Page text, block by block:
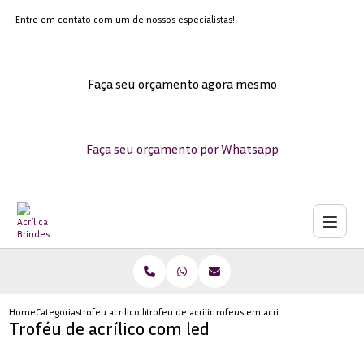
Entre em contato com um de nossos especialistas!
Faça seu orçamento agora mesmo
Faça seu orçamento por Whatsapp
HomeCategoriastrofeu acrilico ledtrofeu de acrilico para eventos sob medida
trofeus em acrilico para
Troféu de acrílico com led